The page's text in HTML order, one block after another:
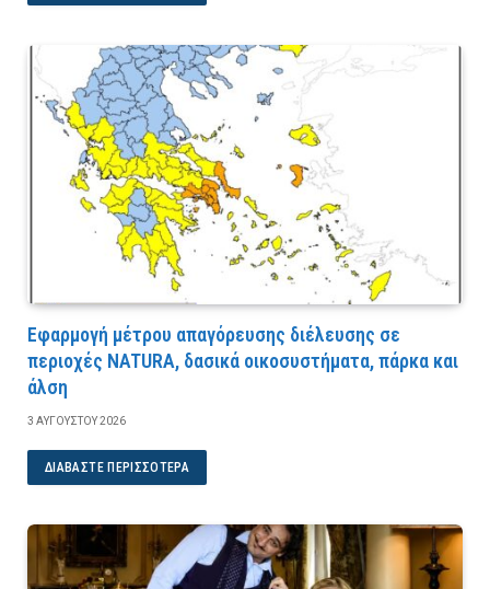
Εφαρμογή μέτρου απαγόρευσης διέλευσης σε
περιοχές NATURA, δασικά οικοσυστήματα, πάρκα και
άλση
3 ΑΥΓΟΎΣΤΟΥ 2026
ΔΙΑΒΆΣΤΕ ΠΕΡΙΣΣΌΤΕΡΑ